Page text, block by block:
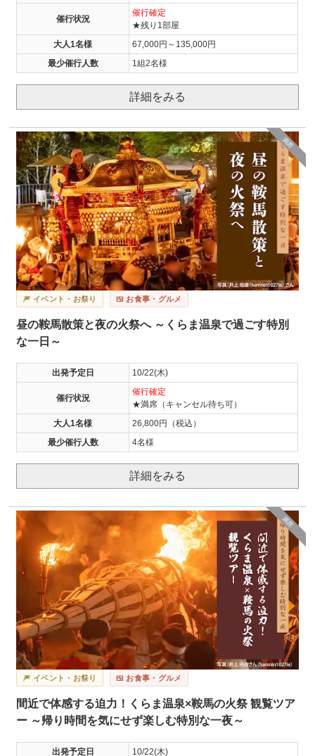
催行状況
催行確定
★残り1部屋
大人1名様
67,000円～135,000円
最少催行人数
1組2名様
詳細をみる
満席
🎆 イベント・お祭り 🍱 お食事・グルメ
昼の鞍馬散策と夜の火祭へ ～くらま温泉で過ごす特別
な一日～
出発予定日 10/22(木)
催行状況
催行確定
★満席（キャンセル待ち可）
大人1名様
26,800円（税込）
最少催行人数
4名様
詳細をみる
満席
🎆 イベント・お祭り 🍱 お食事・グルメ
間近で体感する迫力！くらま温泉×鞍馬の火祭 観覧ツア
ー ～帰り時間を気にせず楽しむ特別な一夜～
出発予定日 10/22(木)